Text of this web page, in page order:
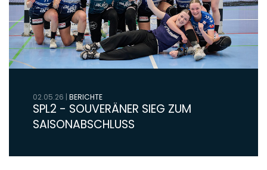
02.05.26 | BERICHTE
SPL2 - SOUVERÄNER SIEG ZUM
SAISONABSCHLUSS